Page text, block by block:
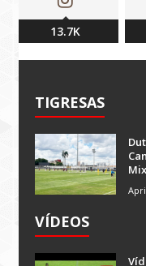
13.7K
TIGRESAS
VÍDEOS